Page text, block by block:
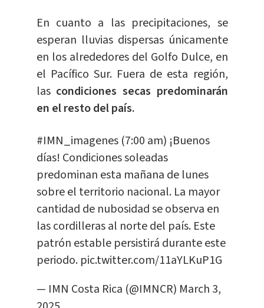
En cuanto a las precipitaciones, se
esperan lluvias dispersas únicamente
en los alrededores del Golfo Dulce, en
el Pacífico Sur. Fuera de esta región,
las condiciones secas predominarán
en el resto del país.
#IMN_imagenes(7:00 am) ¡Buenos
días! Condiciones soleadas
predominan esta mañana de lunes
sobre el territorio nacional. La mayor
cantidad de nubosidad se observa en
las cordilleras al norte del país. Este
patrón estable persistirá durante este
periodo. pic.twitter.com/11aYLKuP1G
— IMN Costa Rica (@IMNCR) March 3,